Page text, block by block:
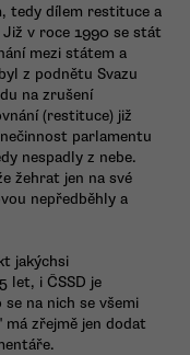
tedy dílem restituce a
v roce 1990 se stát
mezi státem a
z podnětu Svazu
na zrušení
(restituce) již
parlamentu
nespadly z nebe.
žehrat jen na své
nepředběhly a
jakýchsi
let, i ČSSD je
na nich se všemi
zřejmě jen dodat